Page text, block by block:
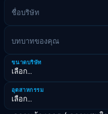
ชื่อบริษัท
บทบาทของคุณ
ขนาดบริษัท
อุตสาหกรรม